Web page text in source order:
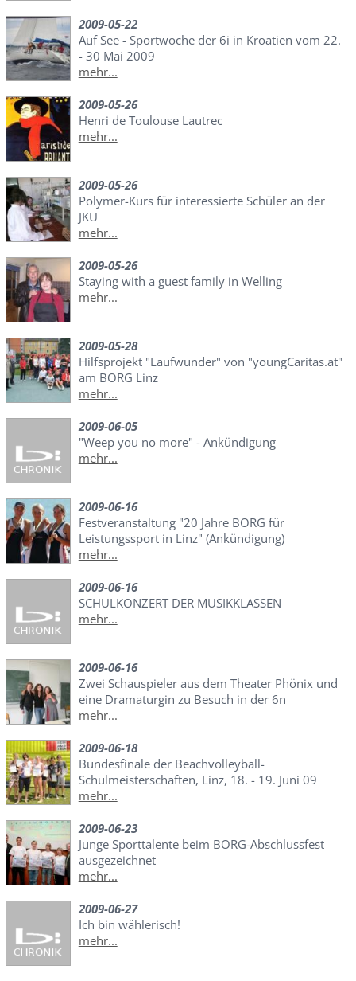
2009-05-22
Auf See - Sportwoche der 6i in Kroatien vom 22.
- 30 Mai 2009
mehr...
2009-05-26
Henri de Toulouse Lautrec
mehr...
2009-05-26
Polymer-Kurs für interessierte Schüler an der
JKU
mehr...
2009-05-26
Staying with a guest family in Welling
mehr...
2009-05-28
Hilfsprojekt "Laufwunder" von "youngCaritas.at"
am BORG Linz
mehr...
2009-06-05
"Weep you no more" - Ankündigung
mehr...
2009-06-16
Festveranstaltung "20 Jahre BORG für
Leistungssport in Linz" (Ankündigung)
mehr...
2009-06-16
SCHULKONZERT DER MUSIKKLASSEN
mehr...
2009-06-16
Zwei Schauspieler aus dem Theater Phönix und
eine Dramaturgin zu Besuch in der 6n
mehr...
2009-06-18
Bundesfinale der Beachvolleyball-
Schulmeisterschaften, Linz, 18. - 19. Juni 09
mehr...
2009-06-23
Junge Sporttalente beim BORG-Abschlussfest
ausgezeichnet
mehr...
2009-06-27
Ich bin wählerisch!
mehr...